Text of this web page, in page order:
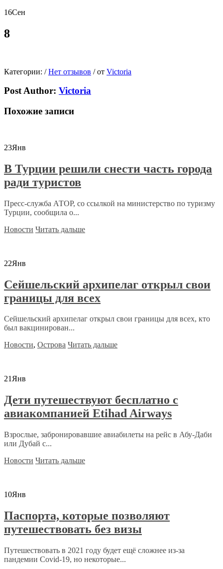
16Сен
8
Категории: / Нет отзывов /от Victoria
Post Author: Victoria
Похожие записи
23Янв
В Турции решили снести часть города
ради туристов
Пресс-служба АТОР, со ссылкой на министерство по туризму
Турции, сообщила о...
Новости Читать дальше
22Янв
Сейшельский архипелаг открыл свои
границы для всех
Сейшельский архипелаг открыл свои границы для всех, кто
был вакцинирован...
Новости, Острова Читать дальше
21Янв
Дети путешествуют бесплатно с
авиакомпанией Etihad Airways
Взрослые, забронировавшие авиабилеты на рейс в Абу-Даби
или Дубай с...
Новости Читать дальше
10Янв
Паспорта, которые позволяют
путешествовать без визы
Путешествовать в 2021 году будет ещё сложнее из-за
пандемии Covid-19, но некоторые...